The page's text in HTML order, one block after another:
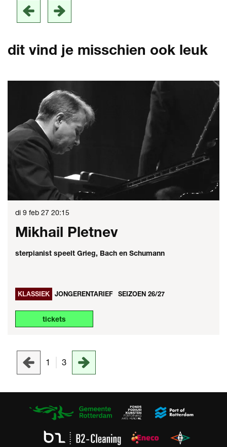
dit vind je misschien ook leuk
Mikhail Pletnev
sterpianist speelt Grieg, Bach en Schumann
di 9 feb 27 20:15
KLASSIEK JONGERENTARIEF SEIZOEN 26/27
tickets
1 3